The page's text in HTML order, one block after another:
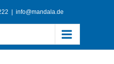
info@mandala.de